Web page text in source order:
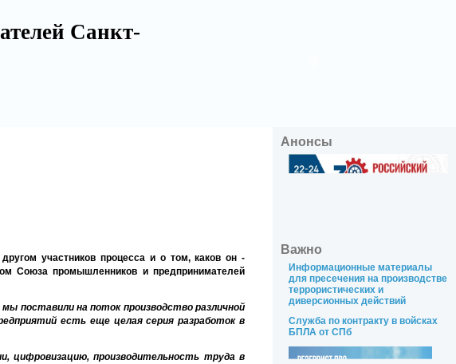
Санкт-
участников процесса и о том, каков он -
Союза промышленников и предпринимателей
поставили на поток производство различной
есть еще целая серия разработок в
цифровизацию, производительность труда в
Анонсы
Важно
Информационные материалы
для пресечения на производстве
террористических и
диверсионных действий
Служба по контракту в войсках
БПЛА от СПб